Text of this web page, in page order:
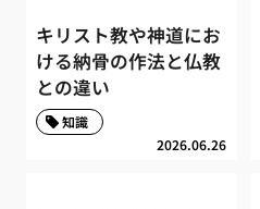
キリスト教や神道にお
ける納骨の作法と仏教
との違い
2026.06.26
知識